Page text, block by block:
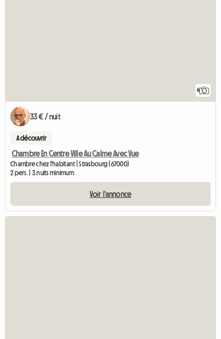
6
33 € / nuit
A découvrir
Chambre En Centre Ville Au Calme Avec Vue
Chambre chez l'habitant | Strasbourg (67000)
2 pers. | 3 nuits minimum
Voir l'annonce